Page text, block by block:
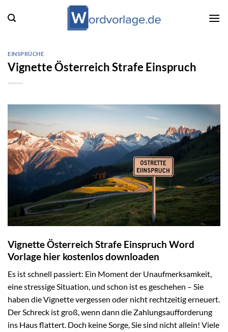
Inhalt
EINSPRÜCHE
Vignette Österreich Strafe Einspruch
Vignette Österreich Strafe Einspruch Word
Vorlage hier kostenlos downloaden
Es ist schnell passiert: Ein Moment der Unaufmerksamkeit,
eine stressige Situation, und schon ist es geschehen – Sie
haben die Vignette vergessen oder nicht rechtzeitig erneuert.
Der Schreck ist groß, wenn dann die Zahlungsaufforderung
ins Haus flattert. Doch keine Sorge, Sie sind nicht allein! Viele